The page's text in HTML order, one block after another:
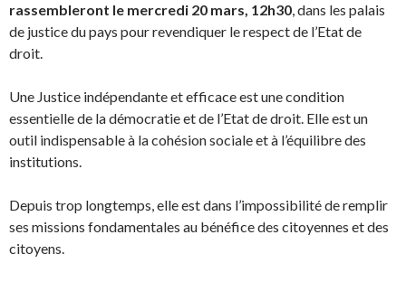
rassembleront le mercredi 20 mars, 12h30, dans les palais
de justice du pays pour revendiquer le respect de l’Etat de
droit.
Une Justice indépendante et efficace est une condition
essentielle de la démocratie et de l’Etat de droit. Elle est un
outil indispensable à la cohésion sociale et à l’équilibre des
institutions.
Depuis trop longtemps, elle est dans l’impossibilité de remplir
ses missions fondamentales au bénéfice des citoyennes et des
citoyens.